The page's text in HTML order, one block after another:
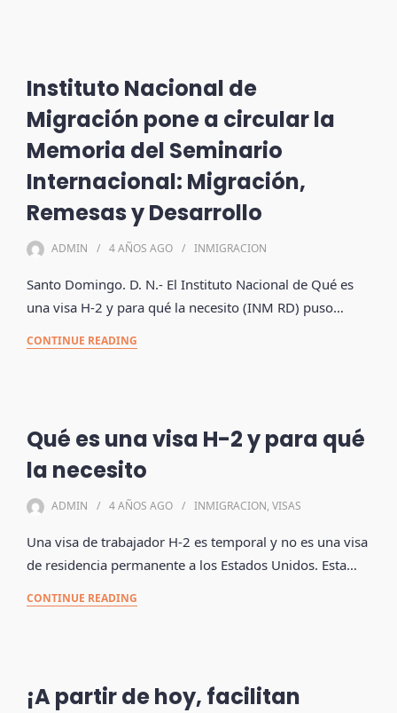
Instituto Nacional de
Migración pone a circular la
Memoria del Seminario
Internacional: Migración,
Remesas y Desarrollo
ADMIN 4 AÑOS AGO INMIGRACION
Santo Domingo. D. N.- El Instituto Nacional de Qué es
una visa H-2 y para qué la necesito (INM RD) puso…
CONTINUE READING
Qué es una visa H-2 y para qué
la necesito
ADMIN 4 AÑOS AGO INMIGRACION, VISAS
Una visa de trabajador H-2 es temporal y no es una visa
de residencia permanente a los Estados Unidos. Esta…
CONTINUE READING
¡A partir de hoy, facilitan